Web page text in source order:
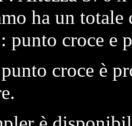
ha un
punto croce e
croce è